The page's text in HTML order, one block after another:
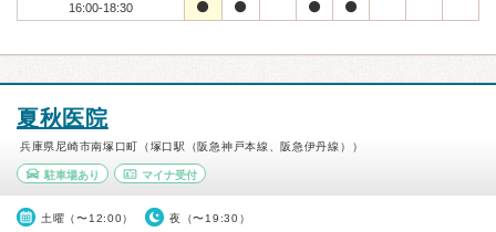
16:00-18:30
夏秋医院
兵庫県尼崎市南塚口町（塚口駅（阪急神戸本線、阪急伊丹線））
駐車場あり マイナ受付
土曜（〜12:00） 夜（〜19:30）